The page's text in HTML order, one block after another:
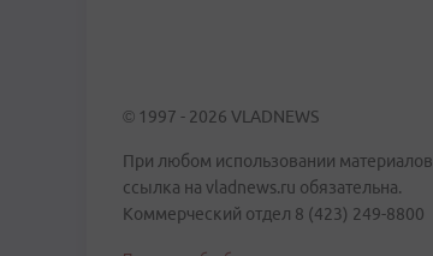
© 1997 - 2026 VLADNEWS
При любом использовании материалов
ссылка на vladnews.ru обязательна.
Коммерческий отдел 8 (423) 249-8800